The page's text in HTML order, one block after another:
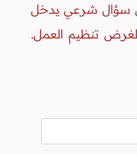
أي سؤال شرعي يدخل
تنظيم العمل.